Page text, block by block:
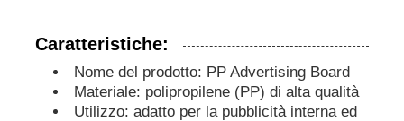
Pannello pubblicitario PP
Fogli di plastica in PP
Caratteristiche:
Nome del prodotto: PP Advertising Board
Materiale: polipropilene (PP) di alta qualità
Utilizzo: adatto per la pubblicità interna ed